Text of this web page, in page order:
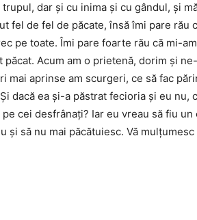
dar şi cu inima şi cu gândul, şi
fel de fel de păcate, însă îmi pare rău
pe toate. Îmi pare foarte rău că mi-
Acum am o prietenă, dorim şi
mai aprinse am scurgeri, ce să fac
dacă ea şi-a păstrat fecioria şi eu nu,
cei desfrânaţi? Iar eu vreau să fiu un
şi să nu mai păcătuiesc. Vă